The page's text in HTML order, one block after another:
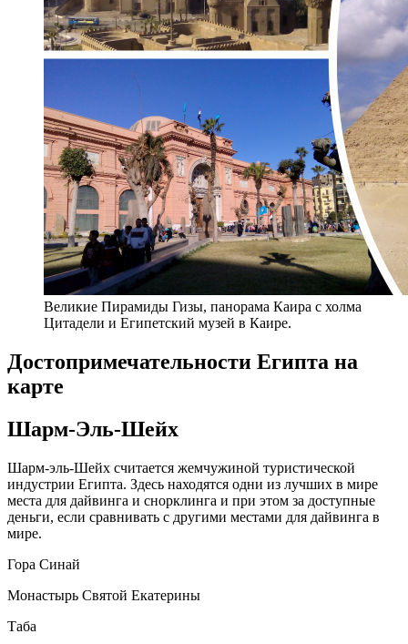
Великие Пирамиды Гизы, панорама Каира с холма
Цитадели и Египетский музей в Каире.
Достопримечательности Египта на
карте
Шарм-Эль-Шейх
Шарм-эль-Шейх считается жемчужиной туристической
индустрии Египта. Здесь находятся одни из лучших в мире
места для дайвинга и снорклинга и при этом за доступные
деньги, если сравнивать с другими местами для дайвинга в
мире.
Гора Синай
Монастырь Святой Екатерины
Таба